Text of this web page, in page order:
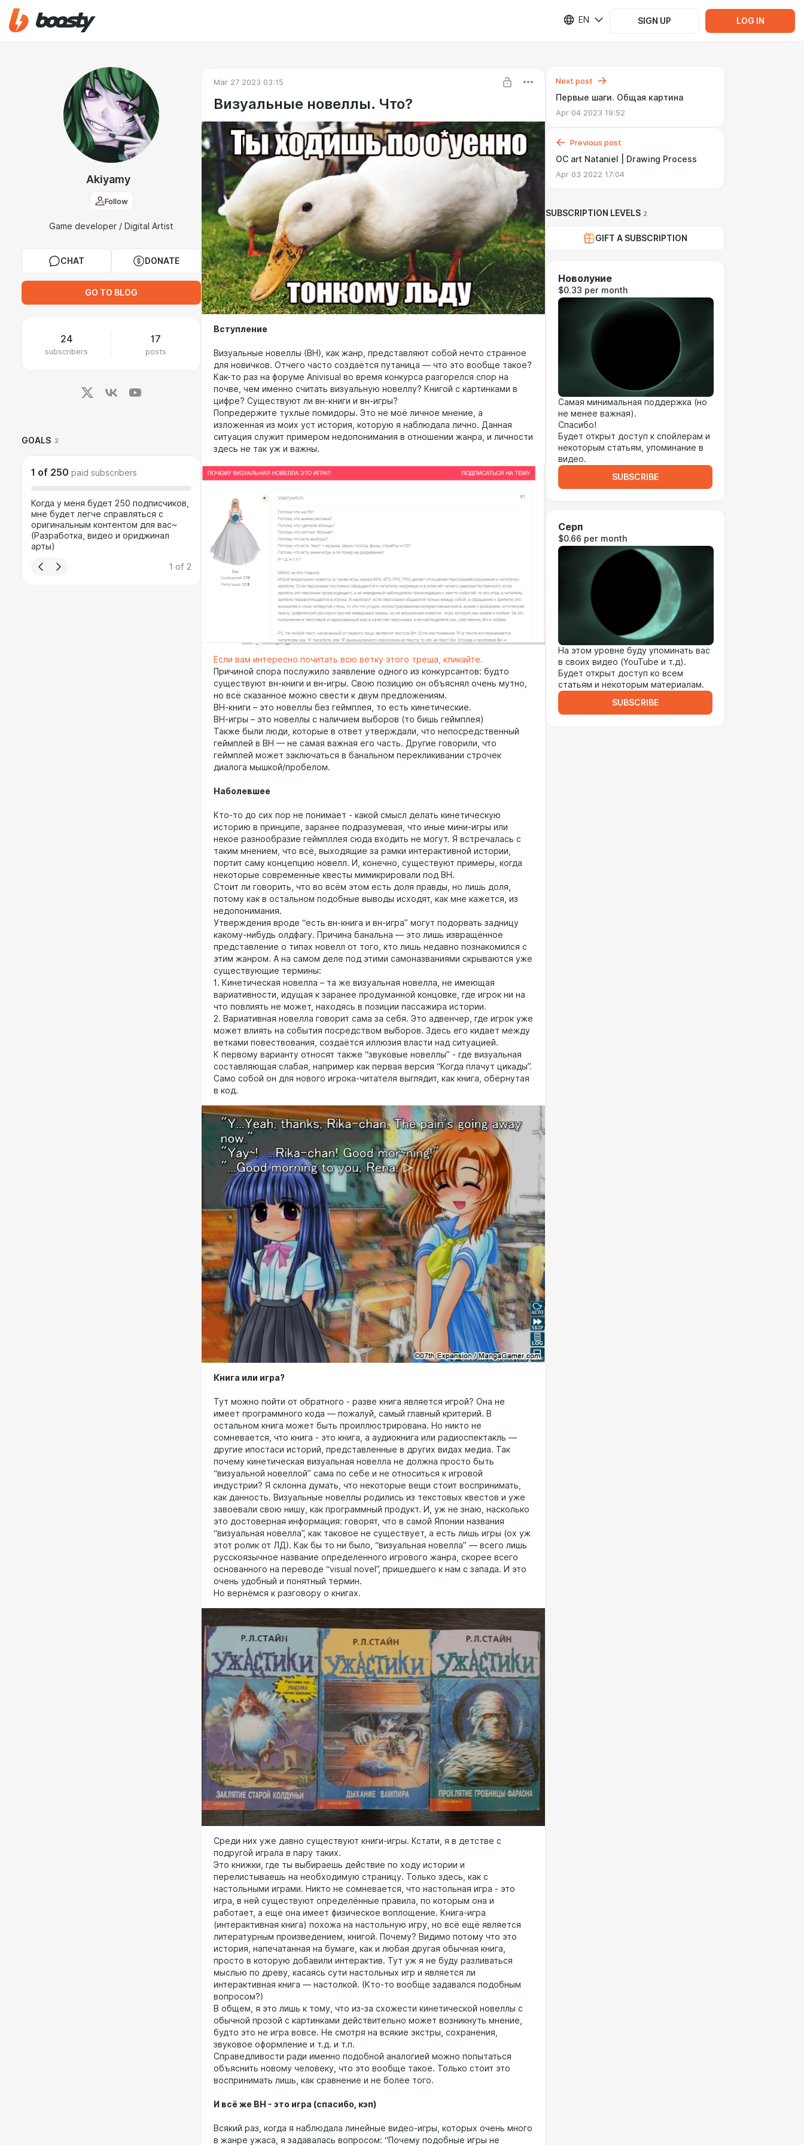
EN SIGN UP LOG IN
Akiyamy
Follow
Game developer / Digital Artist
CHAT DONATE
GO TO BLOG
24
subscribers
17
posts
GOALS 2
1 of 250 paid subscribers
Когда у меня будет 250 подписчиков,
мне будет легче справляться с
оригинальным контентом для вас~
(Разработка, видео и ориджинал
арты)
1 of 2
Mar 27 2023 03:15
Визуальные новеллы. Что?
Вступление
Визуальные новеллы (ВН), как жанр, представляют собой нечто странное
для новичков. Отчего часто создаётся путаница — что это вообще такое?
Как-то раз на форуме Anivisual во время конкурса разгорелся спор на
почве, чем именно считать визуальную новеллу? Книгой с картинками в
цифре? Существуют ли вн-книги и вн-игры?
Попредержите тухлые помидоры. Это не моё личное мнение, а
изложенная из моих уст история, которую я наблюдала лично. Данная
ситуация служит примером недопонимания в отношении жанра, и личности
здесь не так уж и важны.
Если вам интересно почитать всю ветку этого треша, кликайте.
Причиной спора послужило заявление одного из конкурсантов: будто
существуют вн-книги и вн-игры. Свою позицию он объяснял очень мутно,
но всё сказанное можно свести к двум предложениям.
ВН-книги – это новеллы без геймплея, то есть кинетические.
ВН-игры – это новеллы с наличием выборов (то бишь геймплея)
Также были люди, которые в ответ утверждали, что непосредственный
геймплей в ВН — не самая важная его часть. Другие говорили, что
геймплей может заключаться в банальном перекликивании строчек
диалога мышкой/пробелом.
Наболевшее
Кто-то до сих пор не понимает - какой смысл делать кинетическую
историю в принципе, заранее подразумевая, что иные мини-игры или
некое разнообразие геймпллея сюда входить не могут. Я встречалась с
таким мнением, что всё, выходящие за рамки интерактивной истории,
портит саму концепцию новелл. И, конечно, существуют примеры, когда
некоторые современные квесты мимикрировали под ВН.
Стоит ли говорить, что во всём этом есть доля правды, но лишь доля,
потому как в остальном подобные выводы исходят, как мне кажется, из
недопонимания.
Утверждения вроде “есть вн-книга и вн-игра” могут подорвать задницу
какому-нибудь олдфагу. Причина банальна — это лишь извращённое
представление о типах новелл от того, кто лишь недавно познакомился с
этим жанром. А на самом деле под этими самоназваниями скрываются уже
существующие термины:
1. Кинетическая новелла – та же визуальная новелла, не имеющая
вариативности, идущая к заранее продуманной концовке, где игрок ни на
что повлиять не может, находясь в позиции пассажира истории.
2. Вариативная новелла говорит сама за себя. Это адвенчер, где игрок уже
может влиять на события посредством выборов. Здесь его кидает между
ветками повествования, создаётся иллюзия власти над ситуацией.
К первому варианту относят также “звуковые новеллы” - где визуальная
составляющая слабая, например как первая версия “Когда плачут цикады”.
Само собой он для нового игрока-читателя выглядит, как книга, обёрнутая
в код.
Книга или игра?
Тут можно пойти от обратного - разве книга является игрой? Она не
имеет программного кода — пожалуй, самый главный критерий. В
остальном книга может быть проиллюстрирована. Но никто не
сомневается, что книга - это книга, а аудиокнига или радиоспектакль —
другие ипостаси историй, представленные в других видах медиа. Так
почему кинетическая визуальная новелла не должна просто быть
“визуальной новеллой” сама по себе и не относиться к игровой
индустрии? Я склонна думать, что некоторые вещи стоит воспринимать,
как данность. Визуальные новеллы родились из текстовых квестов и уже
завоевали свою нишу, как программный продукт. И, уж не знаю, насколько
это достоверная информация: говорят, что в самой Японии названия
“визуальная новелла”, как таковое не существует, а есть лишь игры (ох уж
этот ролик от ЛД). Как бы то ни было, “визуальная новелла” — всего лишь
русскоязычное название определённого игрового жанра, скорее всего
основанного на переводе “visual novel”, пришедшего к нам с запада. И это
очень удобный и понятный термин.
Но вернёмся к разговору о книгах.
Среди них уже давно существуют книги-игры. Кстати, я в детстве с
подругой играла в пару таких.
Это книжки, где ты выбираешь действие по ходу истории и
перелистываешь на необходимую страницу. Только здесь, как с
настольными играми. Никто не сомневается, что настольная игра - это
игра, в ней существуют определённые правила, по которым она и
работает, а ещё она имеет физическое воплощение. Книга-игра
(интерактивная книга) похожа на настольную игру, но всё ещё является
литературным произведением, книгой. Почему? Видимо потому что это
история, напечатанная на бумаге, как и любая другая обычная книга,
просто в которую добавили интерактив. Тут уж я не буду разливаться
мыслью по древу, касаясь сути настольных игр и является ли
интерактивная книга — настолкой. (Кто-то вообще задавался подобным
вопросом?)
В общем, я это лишь к тому, что из-за схожести кинетической новеллы с
обычной прозой с картинками действительно может возникнуть мнение,
будто это не игра вовсе. Не смотря на всякие экстры, сохранения,
звуковое оформление и т.д. и т.п.
Справедливости ради именно подобной аналогией можно попытаться
объяснить новому человеку, что это вообще такое. Только стоит это
воспринимать лишь, как сравнение и не более того.
И всё же ВН - это игра (спасибо, кэп)
Всякий раз, когда я наблюдала линейные видео-игры, которых очень много
в жанре ужаса, я задавалась вопросом: “Почему подобные игры не
Next post
Первые шаги. Общая картина
Apr 04 2023 19:52
Previous post
OC art Nataniel | Drawing Process
Apr 03 2022 17:04
SUBSCRIPTION LEVELS 2
GIFT A SUBSCRIPTION
Новолуние
$0.33 per month
Самая минимальная поддержка (но
не менее важная).
Спасибо!
Будет открыт доступ к спойлерам и
некоторым статьям, упоминание в
видео.
SUBSCRIBE
Серп
$0.66 per month
На этом уровне буду упоминать вас
в своих видео (YouTube и т.д).
Будет открыт доступ ко всем
статьям и некоторым материалам.
SUBSCRIBE